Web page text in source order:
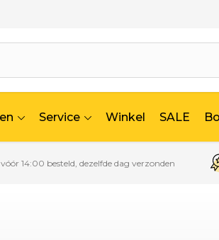
Facebook
via Instagram
ons via Linkedin
Service Winkel SALE
14:00 besteld, dezelfde dag verzonden